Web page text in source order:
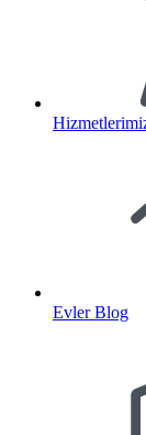
Evler Blog